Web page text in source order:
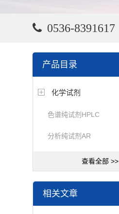
0536-8391617
产品目录
化学试剂
色谱纯试剂HPLC
分析纯试剂AR
查看全部 >>
相关文章